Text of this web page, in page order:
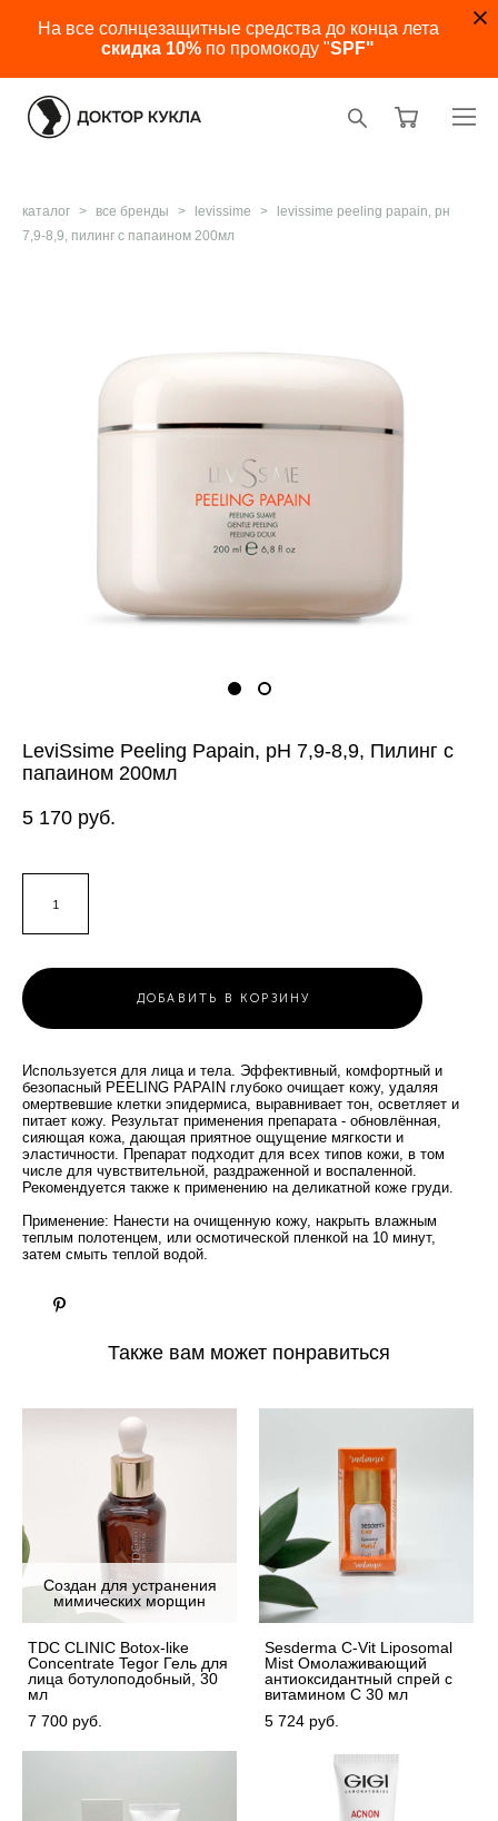
На все солнцезащитные средства до конца лета
скидка 10% по промокоду "SPF"
каталог > все бренды > levissime >
levissime peeling papain, рн
7,9-8,9, пилинг с папаином 200мл
LeviSsime Peeling Papain, рН 7,9-8,9, Пилинг с
папаином 200мл
5 170 pуб.
ДОБАВИТЬ В КОРЗИНУ
Используется для лица и тела. Эффективный, комфортный и
безопасный PEELING PAPAIN глубоко очищает кожу, удаляя
омертвевшие клетки эпидермиса, выравнивает тон, осветляет и
питает кожу. Результат применения препарата - обновлённая,
сияющая кожа, дающая приятное ощущение мягкости и
эластичности. Препарат подходит для всех типов кожи, в том
числе для чувствительной, раздраженной и воспаленной.
Рекомендуется также к применению на деликатной коже груди.
Применение: Нанести на очищенную кожу, накрыть влажным
теплым полотенцем, или осмотической пленкой на 10 минут,
затем смыть теплой водой.
Также вам может понравиться
Создан для устранения
мимических морщин
TDC CLINIC Botox-like
Concentrate Tegor Гель для
лица ботулоподобный, 30
мл
7 700 pуб.
Sesderma C-Vit Liposomal
Mist Омолаживающий
антиоксидантный спрей с
витамином С 30 мл
5 724 pуб.